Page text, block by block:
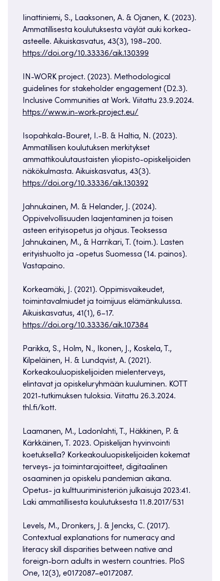
Iinattiniemi, S., Laaksonen, A. & Ojanen, K. (2023).
Ammatillisesta koulutuksesta väylät auki korkea-
asteelle. Aikuiskasvatus, 43(3), 198–200.
https://doi.org/10.33336/aik.130399
IN-WORK project. (2023). Methodological
guidelines for stakeholder engagement (D2.3).
Inclusive Communities at Work. Viitattu 23.9.2024.
https://www.in-work-project.eu/
Isopahkala-Bouret, I.-B. & Haltia, N. (2023).
Ammatillisen koulutuksen merkitykset
ammattikoulutaustaisten yliopisto-opiskelijoiden
näkökulmasta. Aikuiskasvatus, 43(3).
https://doi.org/10.33336/aik.130392
Jahnukainen, M. & Helander, J. (2024).
Oppivelvollisuuden laajentaminen ja toisen
asteen erityisopetus ja ohjaus. Teoksessa
Jahnukainen, M., & Harrikari, T. (toim.). Lasten
erityishuolto ja -opetus Suomessa (14. painos).
Vastapaino.
Korkeamäki, J. (2021). Oppimisvaikeudet,
toimintavalmiudet ja toimijuus elämänkulussa.
Aikuiskasvatus, 41(1), 6–17.
https://doi.org/10.33336/aik.107384
Parikka, S., Holm, N., Ikonen, J., Koskela, T.,
Kilpeläinen, H. & Lundqvist, A. (2021).
Korkeakouluopiskelijoiden mielenterveys,
elintavat ja opiskeluryhmään kuuluminen. KOTT
2021-tutkimuksen tuloksia. Viitattu 26.3.2024.
thl.fi/kott.
Laamanen, M., Ladonlahti, T., Häkkinen, P. &
Kärkkäinen, T. 2023. Opiskelijan hyvinvointi
koetuksella? Korkeakouluopiskelijoiden kokemat
terveys- ja toimintarajoitteet, digitaalinen
osaaminen ja opiskelu pandemian aikana.
Opetus- ja kulttuuriministeriön julkaisuja 2023:41.
Laki ammatillisesta koulutuksesta 11.8.2017/531
Levels, M., Dronkers, J. & Jencks, C. (2017).
Contextual explanations for numeracy and
literacy skill disparities between native and
foreign-born adults in western countries. PloS
One, 12(3), e0172087–e0172087.